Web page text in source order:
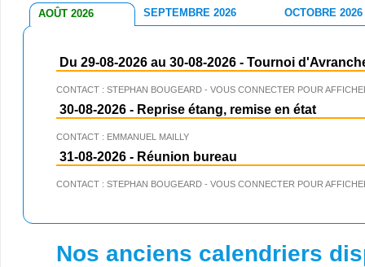
AOÛT 2026 SEPTEMBRE 2026 OCTOBRE 2026
Du 29-08-2026 au 30-08-2026 - Tournoi
CONTACT : STEPHAN BOUGEARD - VOUS CONNECTER POUR
30-08-2026 - Reprise étang, remise en état
CONTACT : EMMANUEL MAILLY
31-08-2026 - Réunion bureau
CONTACT : STEPHAN BOUGEARD - VOUS CONNECTER POUR
Nos anciens calendriers